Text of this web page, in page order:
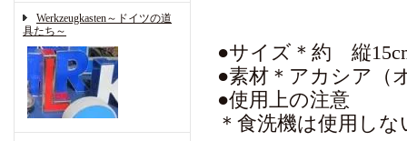
Werkzeugkasten～ドイツの道
具たち～
●サイズ＊約 縦
●素材＊アカシア（
●使用上の注意
＊食洗機は使用し